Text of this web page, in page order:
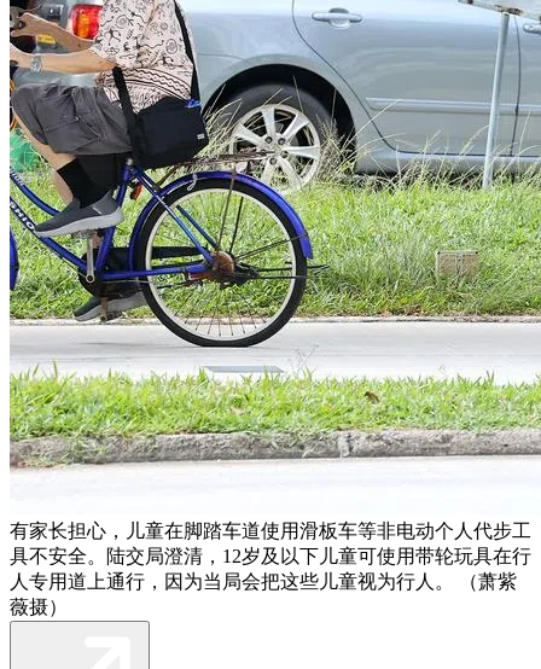
有家长担心，儿童在脚踏车道使用滑板车等非电动个人代步工
具不安全。陆交局澄清，12岁及以下儿童可使用带轮玩具在行
人专用道上通行，因为当局会把这些儿童视为行人。 （萧紫
薇摄）